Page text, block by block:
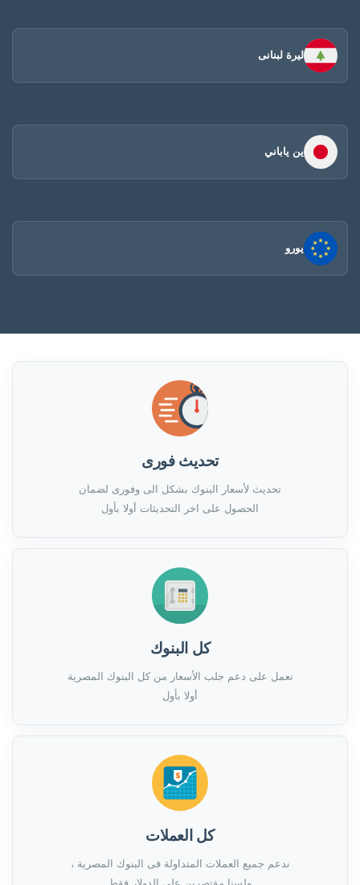
ليرة لبنانى
ين ياباني
يورو
تحديث فورى
تحديث لأسعار البنوك بشكل الى وفورى لضمان
الحصول على اخر التحديثات أولا بأول
كل البنوك
نعمل على دعم جلب الأسعار من كل البنوك المصرية
أولا بأول
كل العملات
ندعم جميع العملات المتداولة فى البنوك المصرية ،